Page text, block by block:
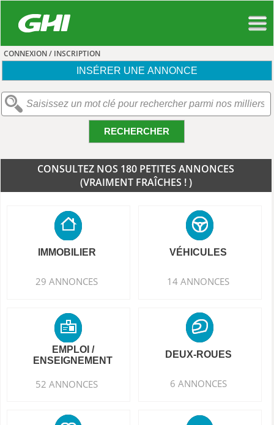
CONNEXION / INSCRIPTION
CONSULTEZ NOS 180 PETITES ANNONCES
(VRAIMENT FRAÎCHES ! )
IMMOBILIER
29 ANNONCES
VÉHICULES
14 ANNONCES
EMPLOI /
ENSEIGNEMENT
52 ANNONCES
DEUX-ROUES
6 ANNONCES
INSÉRER UNE ANNONCE
RECHERCHER